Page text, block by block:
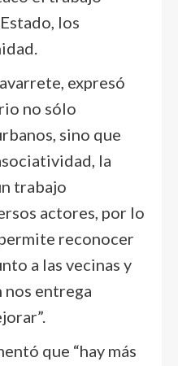
los
expresó
no sólo
sino que
la
trabajo
actores, por lo
reconocer
a las vecinas y
nos entrega
que “hay más